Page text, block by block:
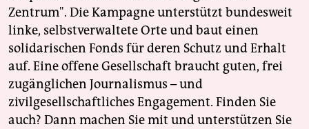
Zentrum". Die Kampagne unterstützt bundesweit
linke, selbstverwaltete Orte und baut einen
solidarischen Fonds für deren Schutz und Erhalt
auf. Eine offene Gesellschaft braucht guten, frei
zugänglichen Journalismus – und
zivilgesellschaftliches Engagement. Finden Sie
auch? Dann machen Sie mit und unterstützen Sie